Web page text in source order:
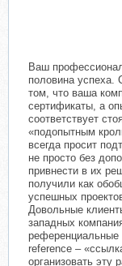
Ваш
половина успеха.
том, что ваша
сертификаты, а
соответствует
«подопытным
всегда просит
не просто без
привнести в их
получили как
успешных
Довольные
западных
референциальные
reference –
организовать эту